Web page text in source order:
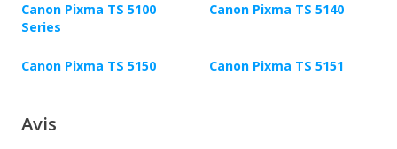
Canon Pixma TS 5100
Series
Canon Pixma TS 5140
Canon Pixma TS 5150 Canon Pixma TS 5151
Avis